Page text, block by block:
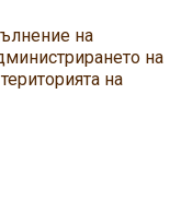
на
на
на